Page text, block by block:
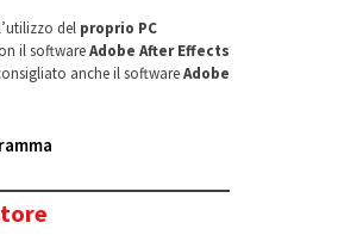
del proprio PC
il softwareAdobe After Effects
anche il softwareAdobe
la motion graphics